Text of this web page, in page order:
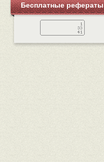
Бесплатные рефераты